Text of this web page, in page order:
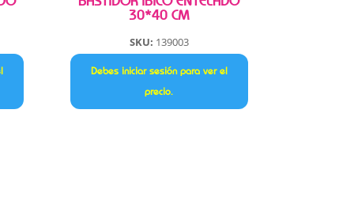
30*40 CM
SKU: 139003
Debes iniciar sesión para ver el
precio.